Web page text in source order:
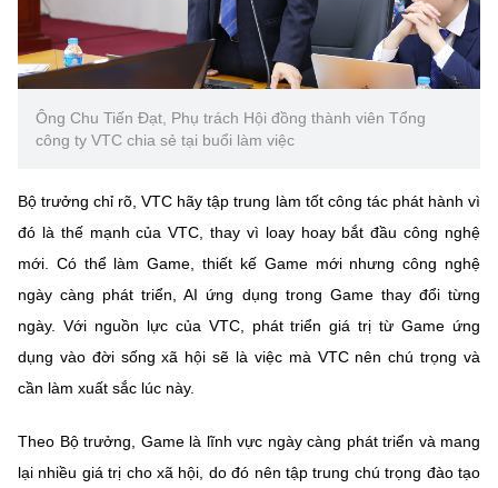
Ông Chu Tiến Đạt, Phụ trách Hội đồng thành viên Tổng
công ty VTC chia sẻ tại buổi làm việc
Bộ trưởng chỉ rõ, VTC hãy tập trung làm tốt công tác phát hành vì
đó là thế mạnh của VTC, thay vì loay hoay bắt đầu công nghệ
mới. Có thể làm Game, thiết kế Game mới nhưng công nghệ
ngày càng phát triển, AI ứng dụng trong Game thay đổi từng
ngày. Với nguồn lực của VTC, phát triển giá trị từ Game ứng
dụng vào đời sống xã hội sẽ là việc mà VTC nên chú trọng và
cần làm xuất sắc lúc này.
Theo Bộ trưởng, Game là lĩnh vực ngày càng phát triển và mang
lại nhiều giá trị cho xã hội, do đó nên tập trung chú trọng đào tạo